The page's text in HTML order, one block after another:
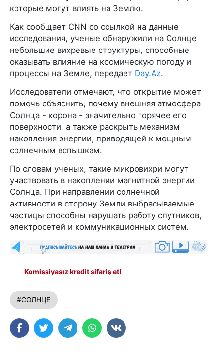
которые могут влиять на Землю.
Как сообщает CNN со ссылкой на данные
исследования, ученые обнаружили на Солнце
небольшие вихревые структуры, способные
оказывать влияние на космическую погоду и
процессы на Земле, передает Day.Az.
Исследователи отмечают, что открытие может
помочь объяснить, почему внешняя атмосфера
Солнца - корона - значительно горячее его
поверхности, а также раскрыть механизм
накопления энергии, приводящей к мощным
солнечным вспышкам.
По словам ученых, такие микровихри могут
участвовать в накоплении магнитной энергии
Солнца. При направлении солнечной
активности в сторону Земли выбрасываемые
частицы способны нарушать работу спутников,
электросетей и коммуникационных систем.
Komissiyasız kredit sifariş et!
#СОЛНЦЕ